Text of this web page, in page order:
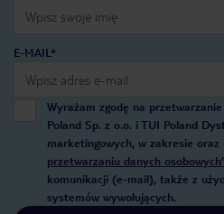
E-MAIL*
Wyrażam zgodę na
Poland Sp. z o.o. i TUI Poland
marketingowych, w zakresie oraz
przetwarzaniu danych
komunikacji (e-mail), także z
systemów wywołujących.